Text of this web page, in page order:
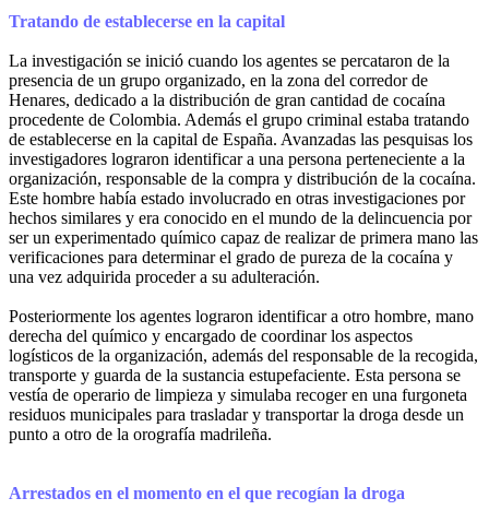
Tratando de establecerse en la capital
La investigación se inició cuando los agentes se percataron de la
presencia de un grupo organizado, en la zona del corredor de
Henares, dedicado a la distribución de gran cantidad de cocaína
procedente de Colombia. Además el grupo criminal estaba tratando
de establecerse en la capital de España. Avanzadas las pesquisas los
investigadores lograron identificar a una persona perteneciente a la
organización, responsable de la compra y distribución de la cocaína.
Este hombre había estado involucrado en otras investigaciones por
hechos similares y era conocido en el mundo de la delincuencia por
ser un experimentado químico capaz de realizar de primera mano las
verificaciones para determinar el grado de pureza de la cocaína y
una vez adquirida proceder a su adulteración.
Posteriormente los agentes lograron identificar a otro hombre, mano
derecha del químico y encargado de coordinar los aspectos
logísticos de la organización, además del responsable de la recogida,
transporte y guarda de la sustancia estupefaciente. Esta persona se
vestía de operario de limpieza y simulaba recoger en una furgoneta
residuos municipales para trasladar y transportar la droga desde un
punto a otro de la orografía madrileña.
Arrestados en el momento en el que recogían la droga